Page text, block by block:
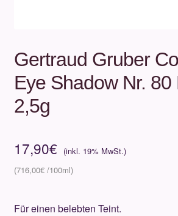
Gertraud Gruber
Eye Shadow Nr. 80
2,5g
17,90€
716,00€
Für einen belebten Teint.